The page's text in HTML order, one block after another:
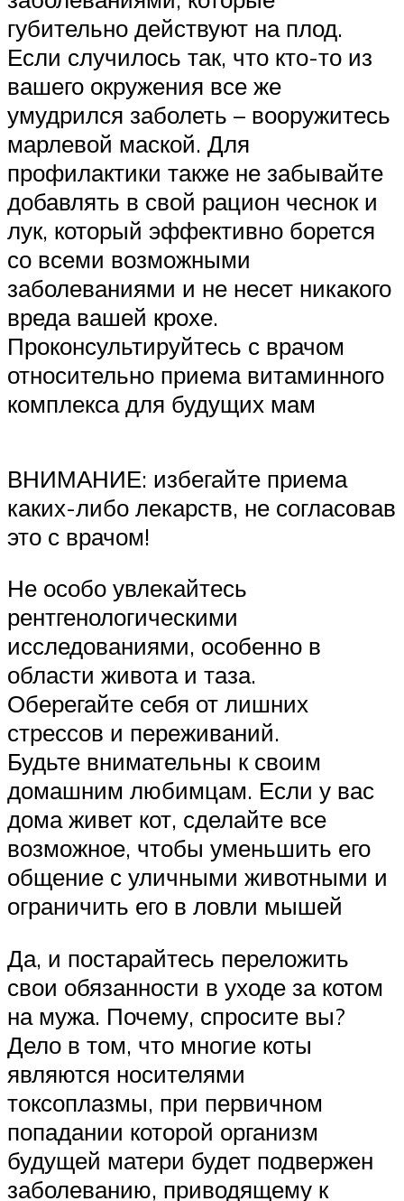
губительно действуют на плод.
Если случилось так, что кто-то из
вашего окружения все же
умудрился заболеть – вооружитесь
марлевой маской. Для
профилактики также не забывайте
добавлять в свой рацион чеснок и
лук, который эффективно борется
со всеми возможными
заболеваниями и не несет никакого
вреда вашей крохе.
Проконсультируйтесь с врачом
относительно приема витаминного
комплекса для будущих мам
ВНИМАНИЕ: избегайте приема
каких-либо лекарств, не согласовав
это с врачом!
Не особо увлекайтесь
рентгенологическими
исследованиями, особенно в
области живота и таза.
Оберегайте себя от лишних
стрессов и переживаний.
Будьте внимательны к своим
домашним любимцам. Если у вас
дома живет кот, сделайте все
возможное, чтобы уменьшить его
общение с уличными животными и
ограничить его в ловли мышей
Да, и постарайтесь переложить
свои обязанности в уходе за котом
на мужа. Почему, спросите вы?
Дело в том, что многие коты
являются носителями
токсоплазмы, при первичном
попадании которой организм
будущей матери будет подвержен
заболеванию, приводящему к